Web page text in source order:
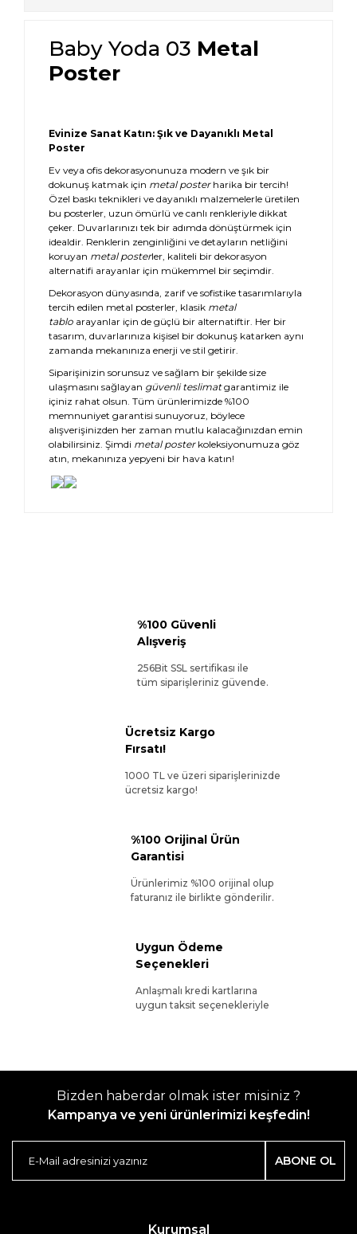
Baby Yoda 03 Metal
Poster
Evinize Sanat Katın: Şık ve Dayanıklı Metal
Poster
Ev veya ofis dekorasyonunuza modern ve şık bir
dokunuş katmak için metal posterharika bir tercih!
Özel baskı teknikleri ve dayanıklı malzemelerle üretilen
bu posterler, uzun ömürlü ve canlı renkleriyle dikkat
çeker. Duvarlarınızı tek bir adımda dönüştürmek için
idealdir. Renklerin zenginliğini ve detayların netliğini
koruyan metal posterler, kaliteli bir dekorasyon
alternatifi arayanlar için mükemmel bir seçimdir.
Dekorasyon dünyasında, zarif ve sofistike tasarımlarıyla
tercih edilen metal posterler, klasik metal
tablo arayanlar için de güçlü bir alternatiftir. Her bir
tasarım, duvarlarınıza kişisel bir dokunuş katarken aynı
zamanda mekanınıza enerji ve stil getirir.
Siparişinizin sorunsuz ve sağlam bir şekilde size
ulaşmasını sağlayan güvenli teslimatgarantimiz ile
içiniz rahat olsun. Tüm ürünlerimizde %100
memnuniyet garantisi sunuyoruz, böylece
alışverişinizden her zaman mutlu kalacağınızdan emin
olabilirsiniz. Şimdi metal posterkoleksiyonumuza göz
atın, mekanınıza yepyeni bir hava katın!
%100 Güvenli
Alışveriş
256Bit SSL sertifikası ile
tüm siparişleriniz güvende.
Ücretsiz Kargo
Fırsatı!
1000 TL ve üzeri siparişlerinizde
ücretsiz kargo!
%100 Orijinal Ürün
Garantisi
Ürünlerimiz %100 orijinal olup
faturanız ile birlikte gönderilir.
Uygun Ödeme
Seçenekleri
Anlaşmalı kredi kartlarına
uygun taksit seçenekleriyle
Bizden haberdar olmak ister misiniz ?
Kampanya ve yeni ürünlerimizi keşfedin!
ABONE OL
Kurumsal